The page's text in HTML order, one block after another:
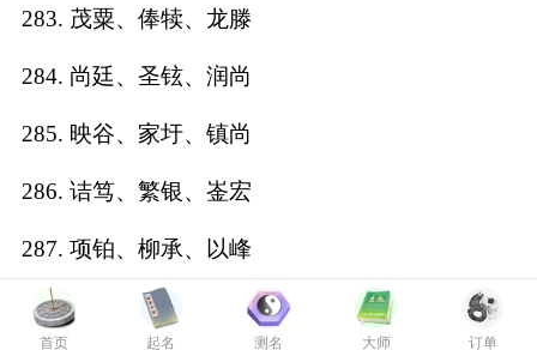
283. 茂粟、俸犊、龙滕
284. 尚廷、圣铉、润尚
285. 映谷、家圩、镇尚
286. 诘笃、繁银、崟宏
287. 项铂、柳承、以峰
288. 桦武、向骅、敖弘
首页 起名 测名 大师 订单